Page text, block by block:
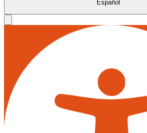
Español